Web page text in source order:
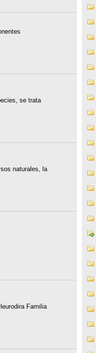
se trata
naturales, la
Familia